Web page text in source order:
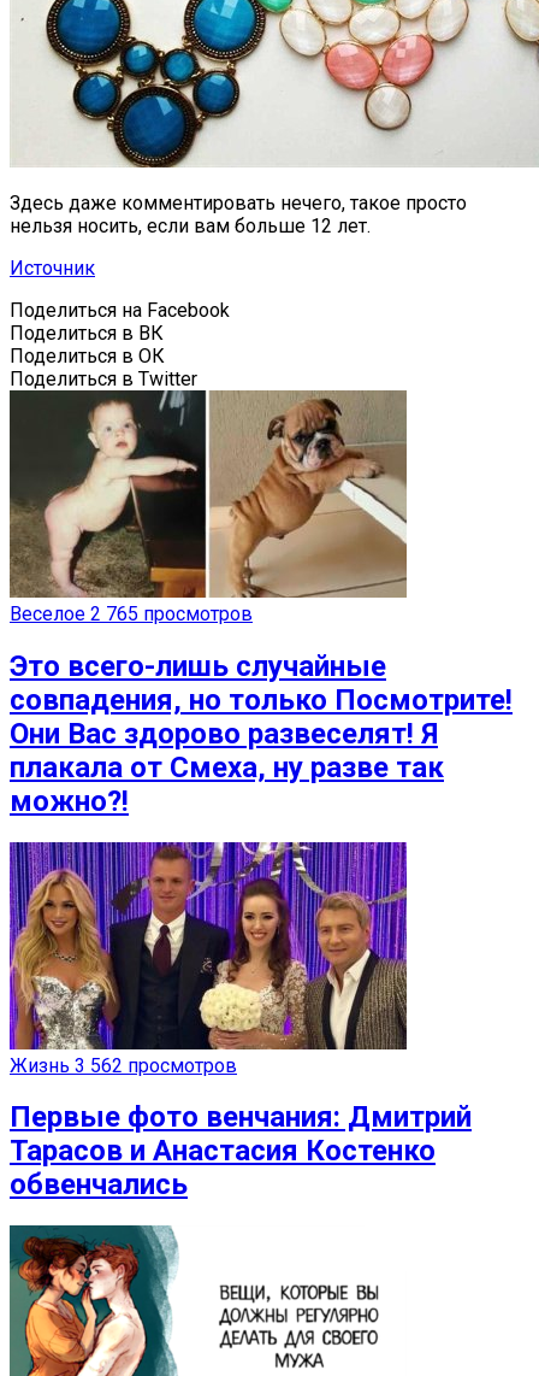
Здесь даже комментировать нечего, такое просто
нельзя носить, если вам больше 12 лет.
Источник
Поделиться на Facebook
Поделиться в ВК
Поделиться в ОК
Поделиться в Twitter
Веселое 2 765 просмотров
Это всего-лишь случайные
совпадения, но только Посмотрите!
Они Вас здорово развеселят! Я
плакала от Смеха, ну разве так
можно?!
Жизнь 3 562 просмотров
Первые фото венчания: Дмитрий
Тарасов и Анастасия Костенко
обвенчались